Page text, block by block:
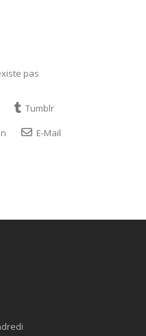
pas
Tumblr
E-Mail